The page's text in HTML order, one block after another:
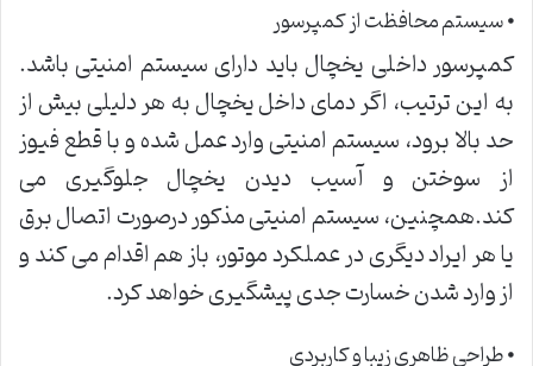
⦁ سیستم محافظت از کمپرسور
کمپرسور داخلی یخچال باید دارای سیستم امنیتی باشد.
به این ترتیب، اگر دمای داخل یخچال به هر دلیلی بیش از
حد بالا برود، سیستم امنیتی وارد عمل شده و با قطع فیوز
از سوختن و آسیب دیدن یخچال جلوگیری می
کند.همچنین، سیستم امنیتی مذکور درصورت اتصال برق
یا هر ایراد دیگری در عملکرد موتور، باز هم اقدام می کند و
از وارد شدن خسارت جدی پیشگیری خواهد کرد.
⦁ طراحی ظاهری زیبا و کاربردی